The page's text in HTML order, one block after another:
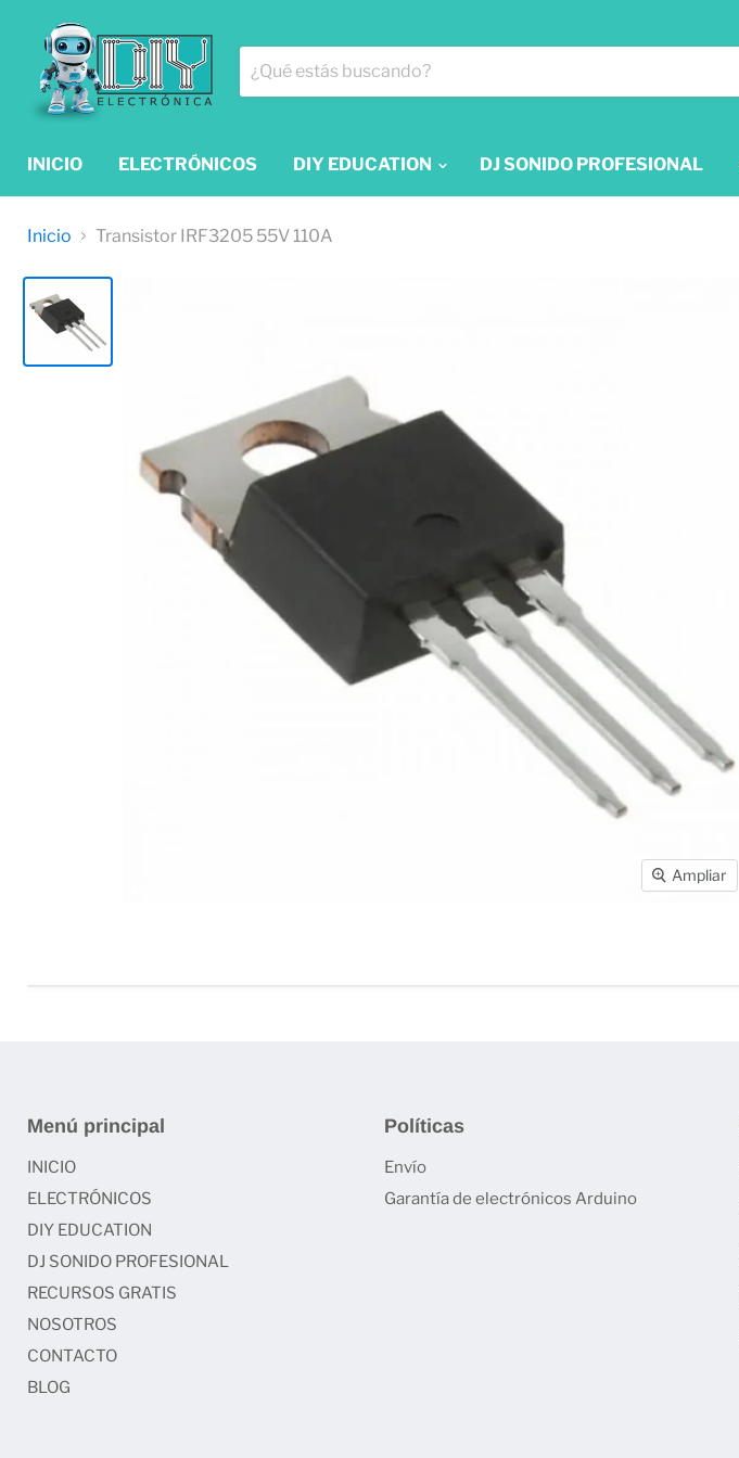
INICIO ELECTRÓNICOS DIY EDUCATION DJ SONIDO PROFESIONAL
Inicio Transistor IRF3205 55V 110A
Ampliar
Menú principal
INICIO
ELECTRÓNICOS
DIY EDUCATION
DJ SONIDO PROFESIONAL
RECURSOS GRATIS
NOSOTROS
CONTACTO
BLOG
Políticas
Envío
Garantía de electrónicos Arduino